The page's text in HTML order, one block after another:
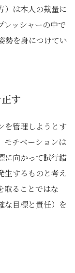
）は本人の裁量に
レッシャーの中で
勢を身につけてい
す
を管理しようとす
モチベーションは
に向かって試行錯
生するものと考え
取ることではな
な目標と責任）を